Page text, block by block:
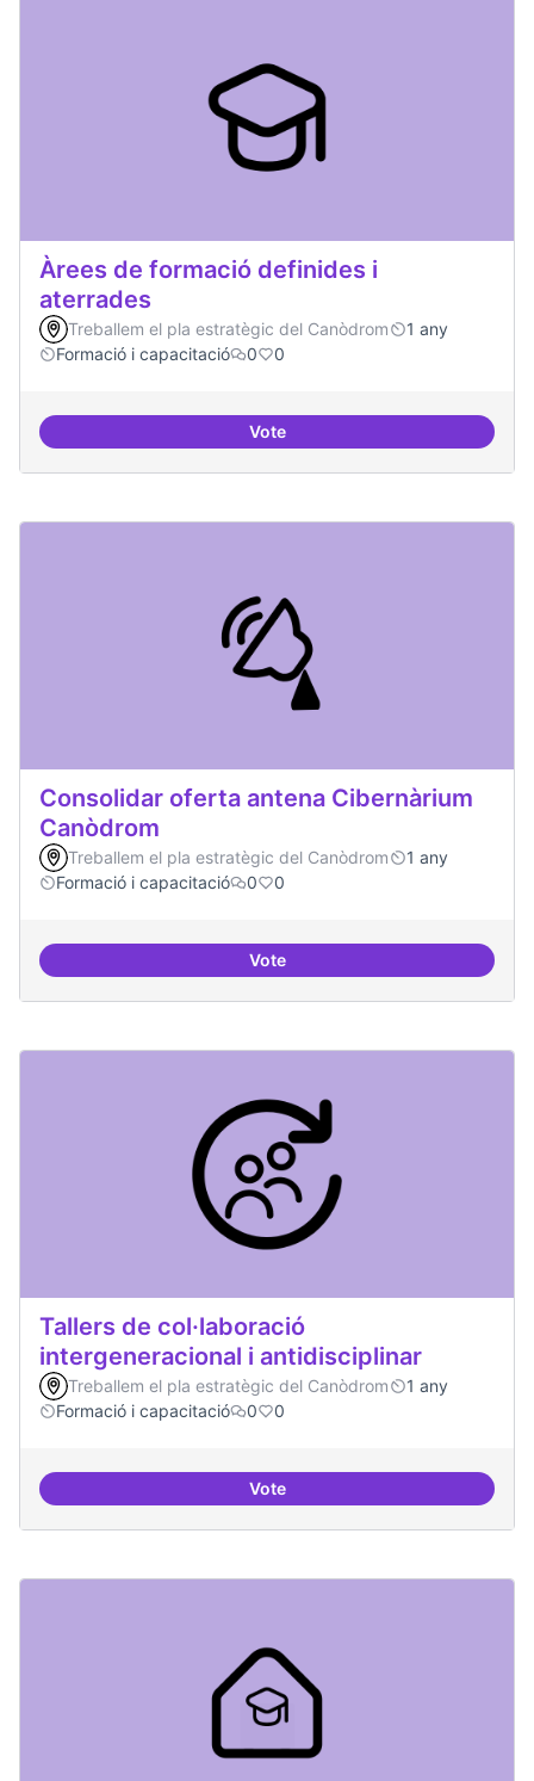
Àrees de formació definides i
aterrades
Treballem el pla estratègic del Canòdrom
1 any
Formació i capacitació
0 0
VoteÀrees de formació definides i
Consolidar oferta antena Cibernàrium
Canòdrom
Treballem el pla estratègic del Canòdrom
1 any
Formació i capacitació
0 0
VoteConsolidar oferta antena
Tallers de col·laboració
intergeneracional i antidisciplinar
Treballem el pla estratègic del Canòdrom
1 any
Formació i capacitació
0 0
VoteTallers de col·laboració